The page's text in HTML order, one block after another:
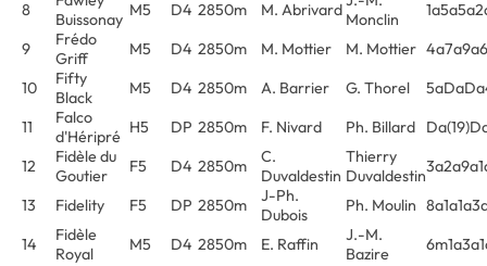
8
Buissonay M5 D4 2850m M. Abrivard Monclin
9
Frédo
Griff
M5 D4 2850m M. Mottier M. Mottier
10
Fifty
Black
M5 D4 2850m A. Barrier G. Thorel
11
Falco
d'Héripré H5 DP 2850m F. Nivard Ph. Billard
12
Fidèle du
Goutier
F5 D4 2850m
C.
Duvaldestin
Thierry
Duvaldestin
13
Fidelity F5 DP 2850m
J-Ph.
Dubois
Ph. Moulin
14
Fidèle
Royal
M5 D4 2850m E. Raffin
J.-M.
Bazire